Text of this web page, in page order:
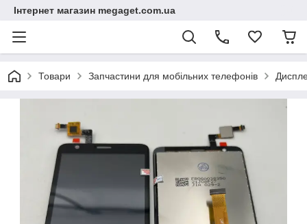
Інтернет магазин megaget.com.ua
Товари Запчастини для мобільних телефонів